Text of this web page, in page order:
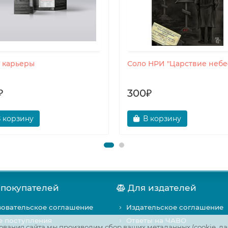
карьеры
корзину
Соло НРИ "Царствие
300₽
В корзину
соглашение
поступления
Для издателей
Издательское соглашение
Ответы на ЧАВО